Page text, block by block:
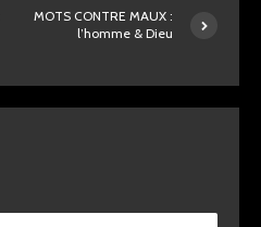
MOTS CONTRE MAUX :
l’homme & Dieu